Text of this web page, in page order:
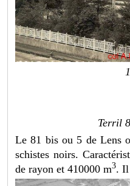
Terril
Le 81 bis ou 5 de Lens
schistes noirs.
de rayon et 410000 m3. Il